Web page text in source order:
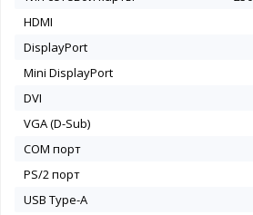
HDMI
DisplayPort
Mini DisplayPort
DVI
VGA (D-Sub)
COM порт
PS/2 порт
USB Type-A